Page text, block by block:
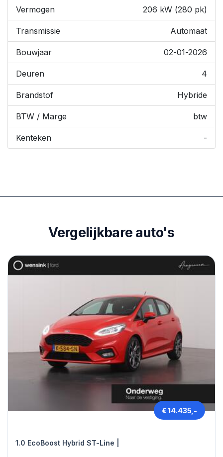
Vermogen 206 kW (280 pk)
Transmissie Automaat
Bouwjaar 02-01-2026
Deuren 4
Brandstof Hybride
BTW / Marge btw
Kenteken -
Vergelijkbare auto's
1.0 EcoBoost Hybrid ST-Line |
€ 14.435,-